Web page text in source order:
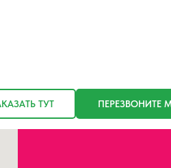
ТУТ ПЕРЕЗВОНИТЕ